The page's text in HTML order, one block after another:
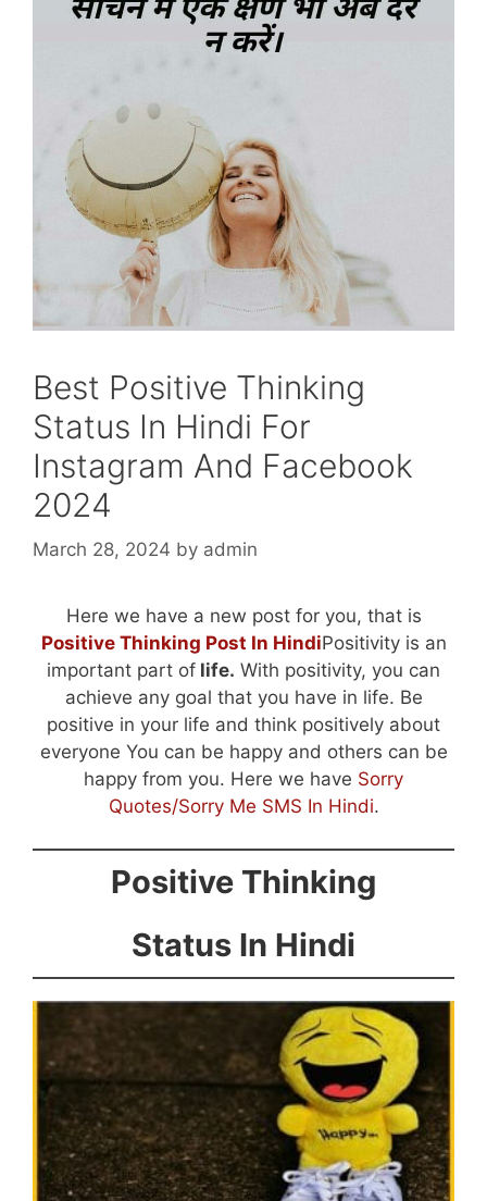
Best Positive Thinking
Status In Hindi For
Instagram And Facebook
2024
March 28, 2024 by admin
Here we have a new post for you, that is
Positive Thinking Post In HindiPositivity is an
important part of life. With positivity, you can
achieve any goal that you have in life. Be
positive in your life and think positively about
everyone You can be happy and others can be
happy from you. Here we have Sorry
Quotes/Sorry Me SMS In Hindi.
Positive Thinking
Status In Hindi